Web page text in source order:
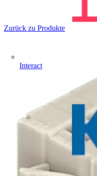
Interact
Zurück zu Produkte